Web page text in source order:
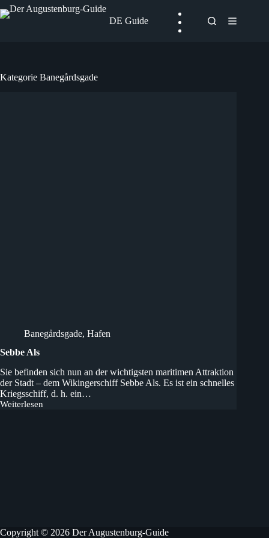
Zum
Inhalt
DE Guide
Kategorie Banegårdsgade
Banegårdsgade, Hafen
Sebbe Als
Sie befinden sich nun an der wichtigsten maritimen Attraktion
der Stadt – dem Wikingerschiff Sebbe Als. Es ist ein schnelles
Kriegsschiff, d. h. ein…
Weiterlesen
Sebbe
Copyright © 2026 Der Augustenburg-Guide